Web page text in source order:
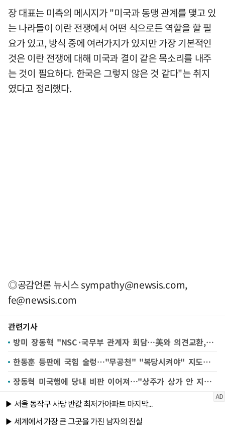
장 대표는 미측의 메시지가 "미국과 동맹 관계를 맺고 있
는 나라들이 이란 전쟁에서 어떤 식으로든 역할을 할 필
요가 있고, 방식 중에 여러가지가 있지만 가장 기본적인
것은 이란 전쟁에 대해 미국과 결이 같은 목소리를 내주
는 것이 필요하다. 한국은 그렇지 않은 것 같다"는 취지
였다고 정리했다.
◎공감언론 뉴시스sympathy@newsis.com,
fe@newsis.com
관련기사
방미 장동혁 "NSC·국무부 관계자 회담…美와 의견교환, 지선에도 영향"(종합)
한동훈 등판에 국힘 술렁…"무공천" "복당시켜야" 지도부 압박
장동혁 미국행에 당내 비판 이어져…"상주가 상가 안 지킨다는 말도 나와"